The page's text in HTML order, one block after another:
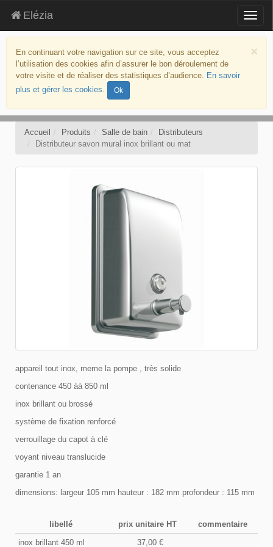
aller
contenu
menu
d’accessibilité
×
En continuant votre navigation sur ce site, vous acceptez
l’utilisation des cookies afin d’assurer le bon déroulement de
votre visite et de réaliser des statistiques d’audience. En savoir
plus et gérer les cookies. Ok
Elézia
Accueil Produits Salle de bain
Distributeurs
Distributeur savon mural inox brillant ou mat
appareil tout inox, meme la pompe , très solide
contenance 450 àà 850 ml
inox brillant ou brossé
système de fixation renforcé
verrouillage du capot à clé
voyant niveau translucide
garantie 1 an
dimensions: largeur 105 mm hauteur : 182 mm profondeur : 115 mm
libellé prix unitaire HT
commentaire
inox brillant 450 ml
37,00 €